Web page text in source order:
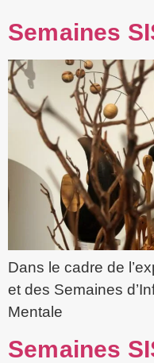
Semaines
Dans le cadre de
et des Semaines
Mentale
Semaines